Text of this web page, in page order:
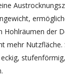
der
mehr Nutzfläche.